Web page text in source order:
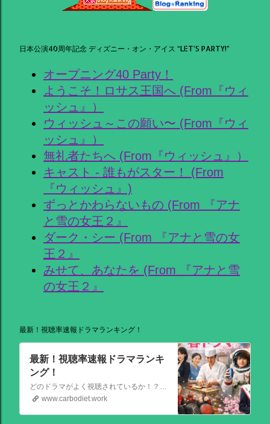
日本公演40周年記念 ディズニー・オン・アイス “LET’S PARTY!”
オープニング40 Party！
ようこそ！ロサス王国へ (From『ウィ
ッシュ』）
ウィッシュ～この願い〜 (From『ウィ
ッシュ』）
無礼者たちへ (From『ウィッシュ』）
キャスト - 誰もがスター！ (From
『ウィッシュ』)
ずっとかわらないもの (From 『アナ
と雪の女王２』
ダーク・シー (From 『アナと雪の女
王２』
みせて、あなたを (From 『アナと雪
の女王２』
最新！視聴率速報ドラマランキング！
最新！視聴率速報ドラマランキ
ング！
どのドラマがよく視聴されているか！？視聴率速報ドラマランキングを大公開！相棒強し！日曜劇場強し！
www.carbodiet.work